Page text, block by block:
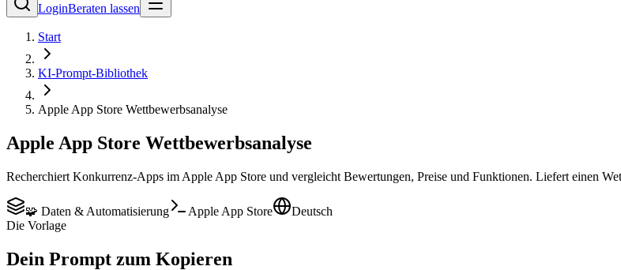
LoginBeraten lassen
Start
KI-Prompt-Bibliothek
Apple App Store Wettbewerbsanalyse
Apple App Store Wettbewerbsanalyse
Recherchiert Konkurrenz-Apps im Apple App Store und vergleicht Bewertungen, Preise und Funktionen. Liefert einen
🧩 Daten & Automatisierung Apple App Store
Deutsch
Die Vorlage
Dein Prompt zum Kopieren